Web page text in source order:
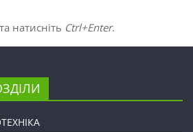
натисніть Ctrl+Enter.